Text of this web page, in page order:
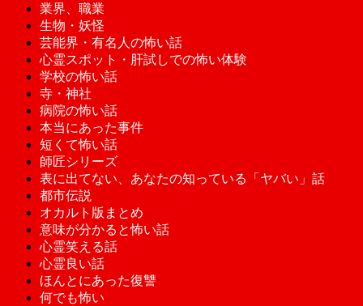
業界、職業
生物・妖怪
芸能界・有名人の怖い話
心霊スポット・肝試しでの怖い体験
学校の怖い話
寺・神社
病院の怖い話
本当にあった事件
短くて怖い話
師匠シリーズ
表に出てない、あなたの知っている「ヤバい」話
都市伝説
オカルト版まとめ
意味が分かると怖い話
心霊笑える話
心霊良い話
ほんとにあった復讐
何でも怖い